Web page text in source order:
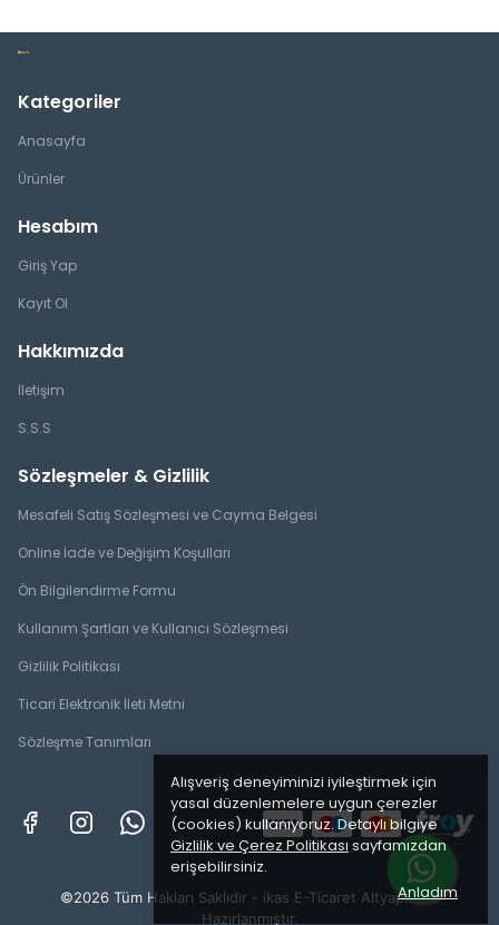
Alışveriş deneyiminizi iyileştirmek için
yasal düzenlemelere uygun çerezler
(cookies) kullanıyoruz. Detaylı bilgiye
Gizlilik ve Çerez Politikası sayfamızdan
erişebilirsiniz.
Anladım
Kategoriler
Anasayfa
Ürünler
Hesabım
Giriş Yap
Kayıt Ol
Hakkımızda
İletişim
S.S.S
Sözleşmeler & Gizlilik
Mesafeli Satış Sözleşmesi ve Cayma Belgesi
Online İade ve Değişim Koşulları
Ön Bilgilendirme Formu
Kullanım Şartları ve Kullanıcı Sözleşmesi
Gizlilik Politikası
Ticari Elektronik İleti Metni
Sözleşme Tanımları
©2026 Tüm Hakları Saklıdır - ikas E-Ticaret Altyapısı ile
Hazırlanmıştır.